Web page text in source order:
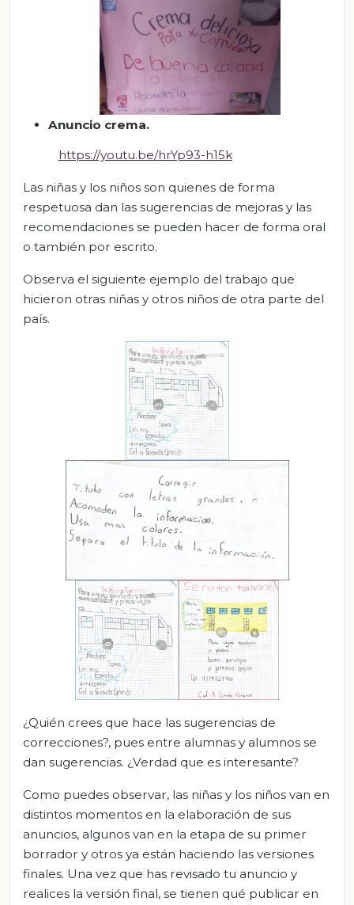
Anuncio crema.
https://youtu.be/hrYp93-h15k
Las niñas y los niños son quienes de forma
respetuosa dan las sugerencias de mejoras y las
recomendaciones se pueden hacer de forma oral
o también por escrito.
Observa el siguiente ejemplo del trabajo que
hicieron otras niñas y otros niños de otra parte del
país.
¿Quién crees que hace las sugerencias de
correcciones?, pues entre alumnas y alumnos se
dan sugerencias. ¿Verdad que es interesante?
Como puedes observar, las niñas y los niños van en
distintos momentos en la elaboración de sus
anuncios, algunos van en la etapa de su primer
borrador y otros ya están haciendo las versiones
finales. Una vez que has revisado tu anuncio y
realices la versión final, se tienen qué publicar en